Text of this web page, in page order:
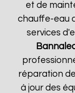
et de
chauffe-eau
services
réparation
à jour des